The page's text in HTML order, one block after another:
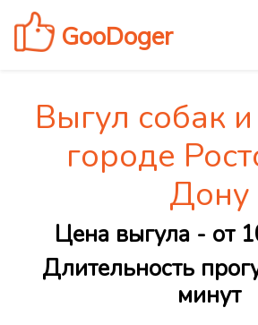
GooDoger
Выгул собак
городе
Дону
Цена выгула - от
Длительность
минут